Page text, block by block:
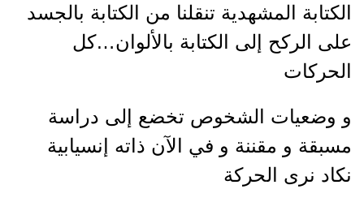
الكتابة المشهدية تنقلنا من الكتابة بالجسد
على الركح إلى الكتابة بالألوان…كل
الحركات
و وضعيات الشخوص تخضع إلى دراسة
مسبقة و مقننة و في الآن ذاته إنسيابية
نكاد نرى الحركة